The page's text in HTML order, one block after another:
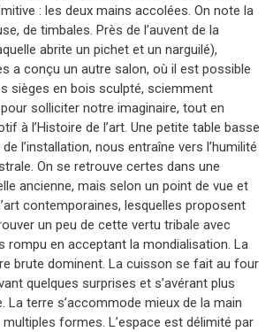
: les deux mains accolées. On note la
de timbales. Près de l’auvent de la
abrite un pichet et un narguilé),
a conçu un autre salon, où il est possible
sièges en bois sculpté, sciemment
solliciter notre imaginaire, tout en
à l’Histoire de l’art. Une petite table basse
l’installation, nous entraîne vers l’humilité
On se retrouve certes dans une
ancienne, mais selon un point de vue et
contemporaines, lesquelles proposent
un peu de cette vertu tribale avec
rompu en acceptant la mondialisation. La
brute dominent. La cuisson se fait au four
quelques surprises et s’avérant plus
La terre s’accommode mieux de la main
multiples formes. L’espace est délimité par